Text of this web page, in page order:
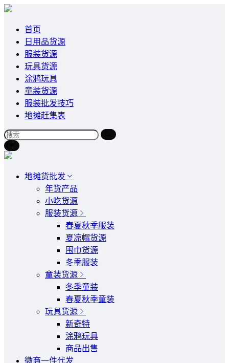
首页
日用品货源
服装货源
玩具货源
涂鸦玩具
童装货源
服装批发技巧
地摊赶集表
地摊货批发
年货产品
小吃货源
服装货源
春夏秋季服装
夏凉帽货源
围巾货源
冬季服装
童装货源
冬季童装
春夏秋季童装
玩具货源
新奇特
涂鸦玩具
商品出售
微商一件代发